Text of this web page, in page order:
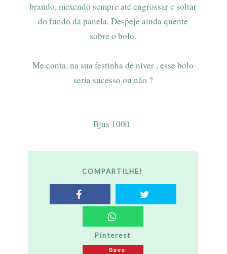
brando, mexendo sempre até engrossar e soltar
do fundo da panela. Despeje ainda quente
sobre o bolo.
Me conta, na sua festinha de niver , esse bolo
seria sucesso ou não ?
Bjus 1000
COMPARTILHE!
Pinterest
Save